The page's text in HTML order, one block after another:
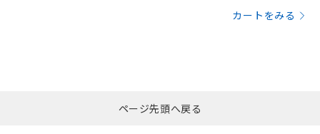
カートをみる
ページ先頭へ戻る